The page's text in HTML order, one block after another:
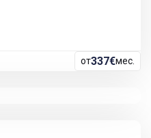
от337€мес.